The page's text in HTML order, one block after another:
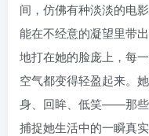
间，仿佛有种淡淡的电
能在不经意的凝望里带
地打在她的脸庞上，每
空气都变得轻盈起来。
身、回眸、低笑——那些
捕捉她生活中的一瞬真